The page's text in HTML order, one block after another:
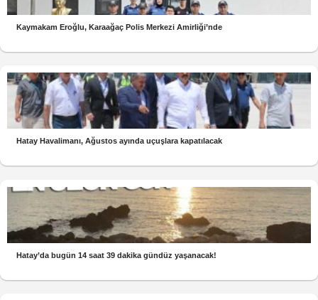
Kaymakam Eroğlu, Karaağaç Polis Merkezi Amirliği’nde
Hatay Havalimanı, Ağustos ayında uçuşlara kapatılacak
Hatay’da bugün 14 saat 39 dakika gündüz yaşanacak!